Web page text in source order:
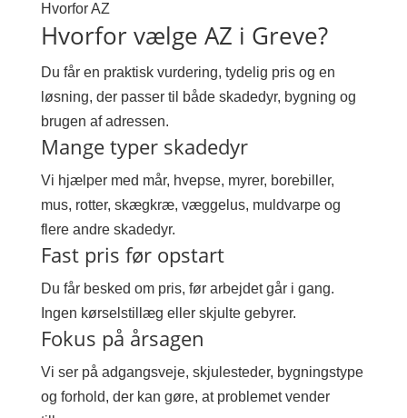
Hvorfor AZ
Hvorfor vælge AZ i Greve?
Du får en praktisk vurdering, tydelig pris og en
løsning, der passer til både skadedyr, bygning og
brugen af adressen.
Mange typer skadedyr
Vi hjælper med mår, hvepse, myrer, borebiller,
mus, rotter, skægkræ, væggelus, muldvarpe og
flere andre skadedyr.
Fast pris før opstart
Du får besked om pris, før arbejdet går i gang.
Ingen kørselstillæg eller skjulte gebyrer.
Fokus på årsagen
Vi ser på adgangsveje, skjulesteder, bygningstype
og forhold, der kan gøre, at problemet vender